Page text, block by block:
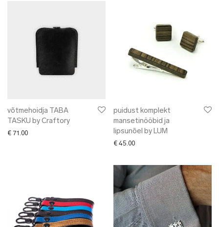
võtmehoidja TABA
TASKU by Craftory
€ 71.00
puidust komplekt
mansetinööbid ja
lipsunõel by LUM
€ 45.00